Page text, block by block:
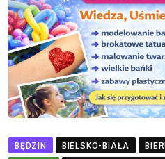
BĘDZIN BIELSKO-BIAŁA